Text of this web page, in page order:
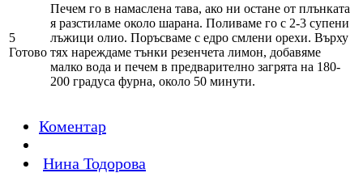
5
Готово
Печем го в намаслена тава, ако ни остане от плънката
я разстиламе около шарана. Поливаме го с 2-3 супени
лъжици олио. Поръсваме с едро смлени орехи. Върху
тях нареждаме тънки резенчета лимон, добавяме
малко вода и печем в предварително загрята на 180-
200 градуса фурна, около 50 минути.
Коментар
Нина Тодорова